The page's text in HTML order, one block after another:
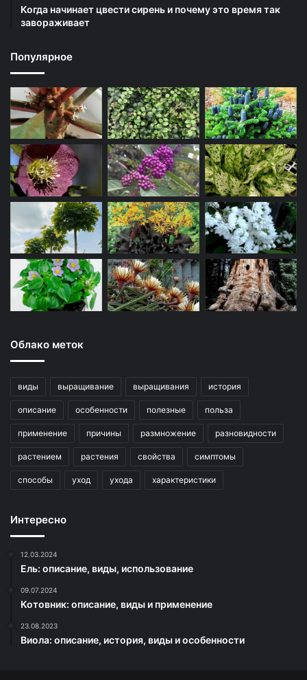
Когда начинает цвести сирень и почему это время так
завораживает
Популярное
Облако меток
виды выращивание выращивания история
описание особенности полезные польза
применение причины размножение разновидности
растением растения свойства симптомы
способы уход ухода характеристики
Интересно
12.03.2024
Ель: описание, виды, использование
09.07.2024
Котовник: описание, виды и применение
23.08.2023
Виола: описание, история, виды и особенности